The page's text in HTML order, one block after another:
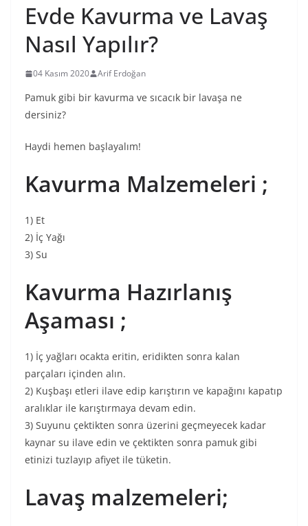
Evde Kavurma ve Lavaş
Nasıl Yapılır?
04 Kasım 2020 Arif Erdoğan
Pamuk gibi bir kavurma ve sıcacık bir lavaşa ne
dersiniz?
Haydi hemen başlayalım!
Kavurma Malzemeleri ;
1) Et
2) İç Yağı
3) Su
Kavurma Hazırlanış
Aşaması ;
1) İç yağları ocakta eritin, eridikten sonra kalan
parçaları içinden alın.
2) Kuşbaşı etleri ilave edip karıştırın ve kapağını kapatıp
aralıklar ile karıştırmaya devam edin.
3) Suyunu çektikten sonra üzerini geçmeyecek kadar
kaynar su ilave edin ve çektikten sonra pamuk gibi
etinizi tuzlayıp afiyet ile tüketin.
Lavaş malzemeleri;